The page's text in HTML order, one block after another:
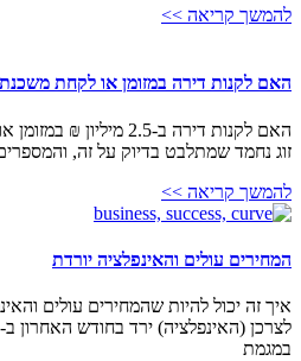
להמשך קריאה >>
האם לקנות דירה במזומן או לקחת
האם לקנות דירה ב-2.5
זוג נחמד שמתלבט בדיוק על זה,
להמשך קריאה >>
המחירים עולים והאינפלציה יורדת
איך זה יכול להיות שהמחירים עולים
במגמת